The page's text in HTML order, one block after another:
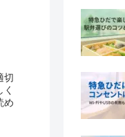
切
め